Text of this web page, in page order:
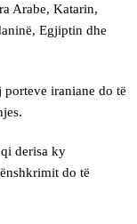
Arabe, Katarin,
Egjiptin dhe
iraniane do të
derisa ky
do të